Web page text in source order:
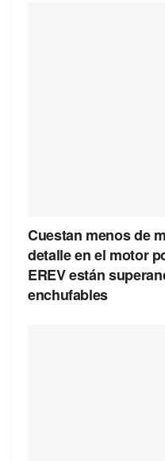
Cuestan menos de
detalle en el motor
EREV están
enchufables